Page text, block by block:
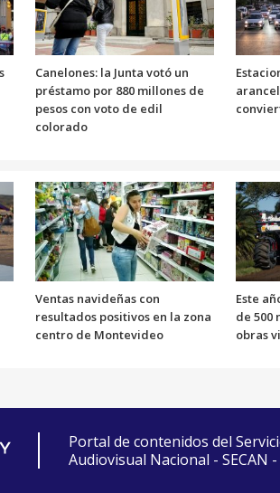
Canelones: la Junta votó un
préstamo por 880 millones de
pesos con voto de edil
colorado
Ventas navideñas con
resultados positivos en la zona
centro de Montevideo
Este
de 500
obras
Portal de contenidos del
Audiovisual Nacional - SECAN